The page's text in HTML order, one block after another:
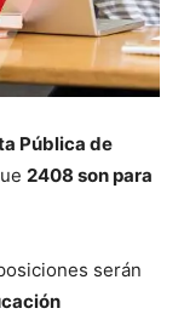
Pública de
2408 son para
serán